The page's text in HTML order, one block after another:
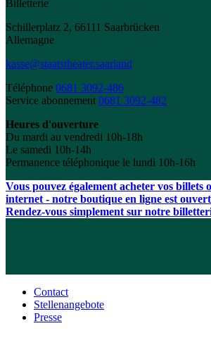
Billetterie
Schillerplatz 2, 66111 Saarbrücken
Allemagne
kasse@staatstheater.saarland
Téléphone 0681 3092-486
Service abonnement 0681 3092-482
Heures d'ouverture
Du mardi au vendredi 10h-18h
Le samedi 10h-14h
Permanence téléphonique le lundi 10h-16h
Vous pouvez également acheter vos billets
internet - notre boutique en ligne est
Rendez-vous simplement sur notre
Contact
Stellenangebote
Presse